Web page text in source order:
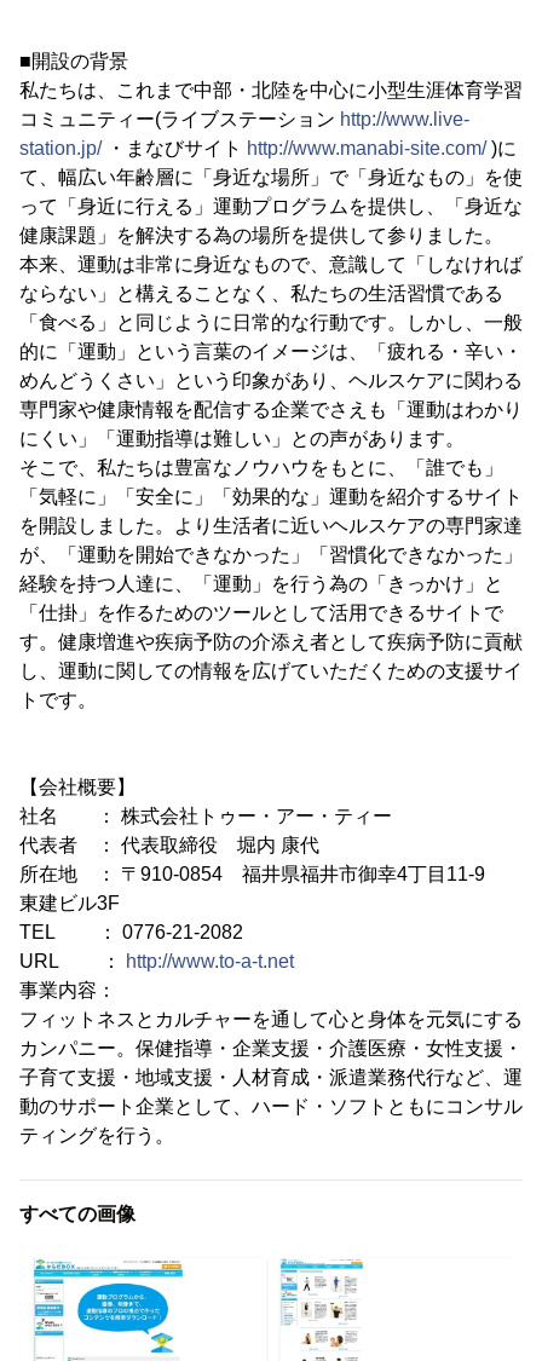
■開設の背景
私たちは、これまで中部・北陸を中心に小型生涯体育学習
コミュニティー(ライブステーション http://www.live-
station.jp/・まなびサイト http://www.manabi-site.com/)に
て、幅広い年齢層に「身近な場所」で「身近なもの」を使
って「身近に行える」運動プログラムを提供し、「身近な
健康課題」を解決する為の場所を提供して参りました。
本来、運動は非常に身近なもので、意識して「しなければ
ならない」と構えることなく、私たちの生活習慣である
「食べる」と同じように日常的な行動です。しかし、一般
的に「運動」という言葉のイメージは、「疲れる・辛い・
めんどうくさい」という印象があり、ヘルスケアに関わる
専門家や健康情報を配信する企業でさえも「運動はわかり
にくい」「運動指導は難しい」との声があります。
そこで、私たちは豊富なノウハウをもとに、「誰でも」
「気軽に」「安全に」「効果的な」運動を紹介するサイト
を開設しました。より生活者に近いヘルスケアの専門家達
が、「運動を開始できなかった」「習慣化できなかった」
経験を持つ人達に、「運動」を行う為の「きっかけ」と
「仕掛」を作るためのツールとして活用できるサイトで
す。健康増進や疾病予防の介添え者として疾病予防に貢献
し、運動に関しての情報を広げていただくための支援サイ
トです。
【会社概要】
社名 ： 株式会社トゥー・アー・ティー
代表者 ： 代表取締役 堀内 康代
所在地 ： 〒910-0854 福井県福井市御幸4丁目11-9
東建ビル3F
TEL ： 0776-21-2082
URL ：
http://www.to-a-t.net
事業内容：
フィットネスとカルチャーを通して心と身体を元気にする
カンパニー。保健指導・企業支援・介護医療・女性支援・
子育て支援・地域支援・人材育成・派遣業務代行など、運
動のサポート企業として、ハード・ソフトともにコンサル
ティングを行う。
すべての画像